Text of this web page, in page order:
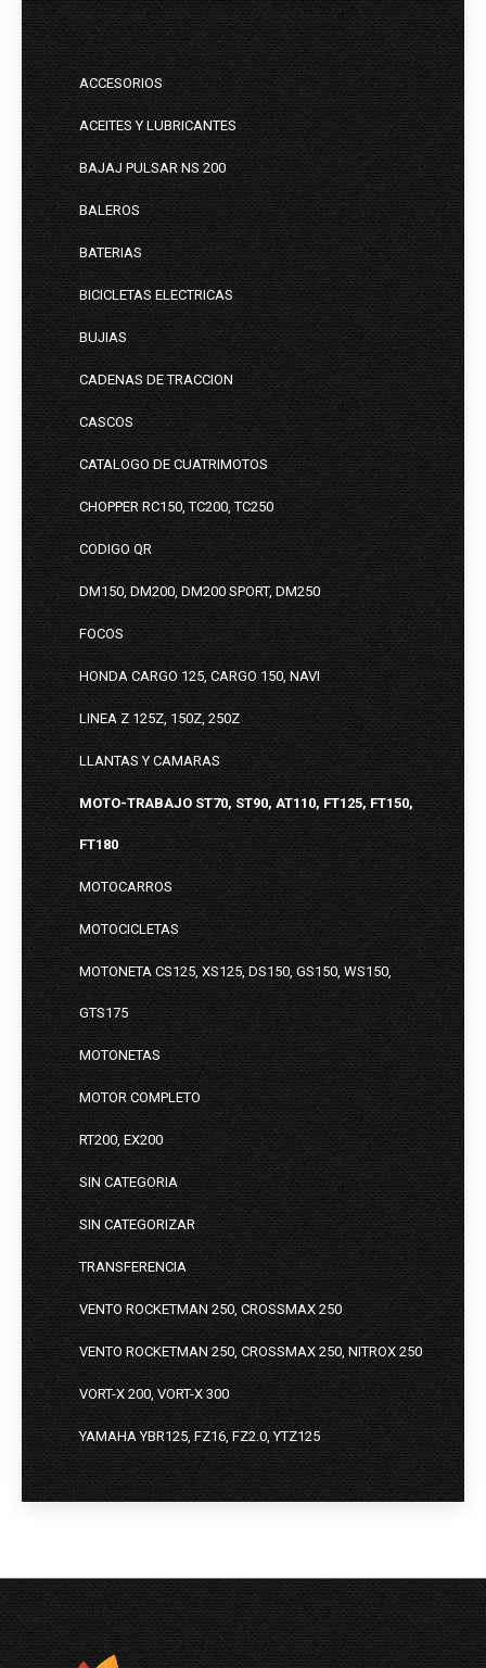
ACCESORIOS
ACEITES Y LUBRICANTES
BAJAJ PULSAR NS 200
BALEROS
BATERIAS
BICICLETAS ELECTRICAS
BUJIAS
CADENAS DE TRACCION
CASCOS
CATALOGO DE CUATRIMOTOS
CHOPPER RC150, TC200, TC250
CODIGO QR
DM150, DM200, DM200 SPORT, DM250
FOCOS
HONDA CARGO 125, CARGO 150, NAVI
LINEA Z 125Z, 150Z, 250Z
LLANTAS Y CAMARAS
MOTO-TRABAJO ST70, ST90, AT110, FT125, FT150,
FT180
MOTOCARROS
MOTOCICLETAS
MOTONETA CS125, XS125, DS150, GS150, WS150,
GTS175
MOTONETAS
MOTOR COMPLETO
RT200, EX200
SIN CATEGORIA
SIN CATEGORIZAR
TRANSFERENCIA
VENTO ROCKETMAN 250, CROSSMAX 250
VENTO ROCKETMAN 250, CROSSMAX 250, NITROX 250
VORT-X 200, VORT-X 300
YAMAHA YBR125, FZ16, FZ2.0, YTZ125